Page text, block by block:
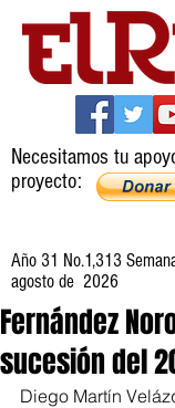
Necesitamos tu
proyecto:
Año 31 No.1,313
agosto de 2026
Fernández
sucesión del
Diego Martín